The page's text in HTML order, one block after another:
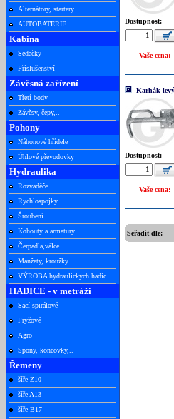
Alternátory, startery
AUTOBATERIE
Kabina
Sedačky
Příslušenství
Závěsná zařízení
Třetí body
Závěsy, čepy,..
Pohony
Náhonové hřídele
Úhlové převodovky
Hydraulika
Rozvaděče
Rychlospojky
Šroubení
Kohouty a armatury
Čerpadla,válce
Manžety, kroužky
VÝROBA hydraulických hadic
HADICE - v metráži
Sací spirálové
Pryžové
Agro
Spony, koncovky,..
Řemeny
šíře Z10
šíře A13
šíře B17
Dostupnost:
Vaše cena:
Karhák levý
Dostupnost:
Vaše cena:
Seřadit dle: